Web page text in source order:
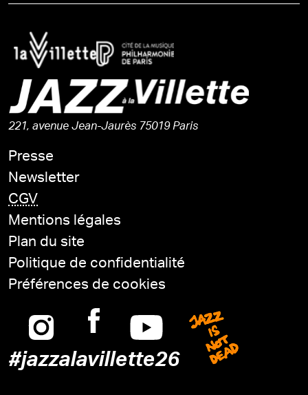
221, avenue Jean-Jaurès 75019 Paris
Presse
Newsletter
CGV
Mentions légales
Plan du site
Politique de confidentialité
Préférences de cookies
Instagram
FacebookYoutube
#jazzalavillette26
Jazz is